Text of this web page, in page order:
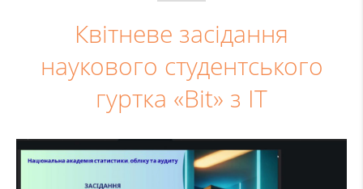
Квітневе засідання
наукового студентського
гуртка «Bit» з ІТ